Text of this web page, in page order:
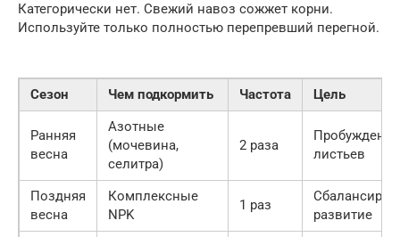
Категорически нет. Свежий навоз сожжет корни.
Используйте только полностью перепревший перегной.
Сезон Чем подкормить Частота Цель
Ранняя
весна
Азотные
(мочевина,
селитра)
2 раза
листьев
Поздняя
весна
Комплексные
NPK
1 раз
развитие